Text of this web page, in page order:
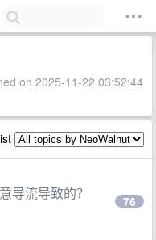
on 2025-11-22 03:52:44
导流导致的？
76